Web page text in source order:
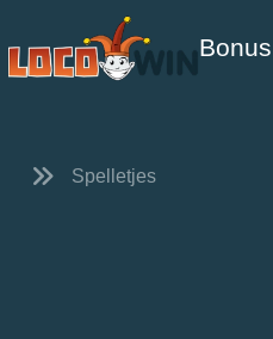
Bonus
Spelletjes